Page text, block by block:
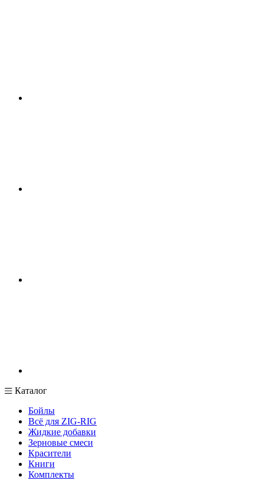
Каталог
Бойлы
Всё для ZIG-RIG
Жидкие добавки
Зерновые смеси
Красители
Книги
Комплекты